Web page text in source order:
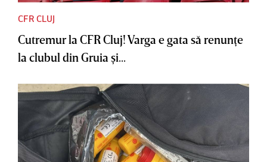
CFR CLUJ
Cutremur la CFR Cluj! Varga e gata să renunţe
la clubul din Gruia şi...